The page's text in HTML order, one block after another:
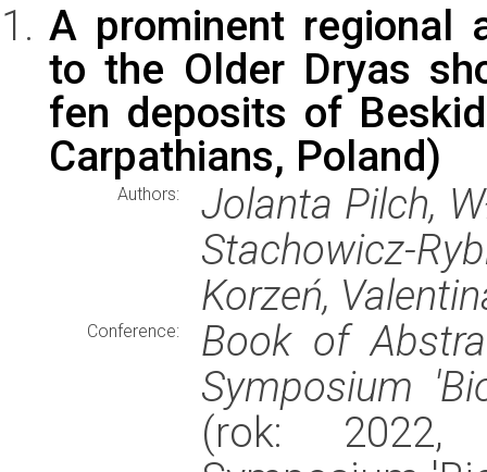
A prominent regional
to the Older Dryas
fen deposits of
Carpathians, Poland)
Authors:
Jolanta Pilch,
Stachowicz-
Korzeń,
Conference:
Book of
Symposium
(rok: 2022,